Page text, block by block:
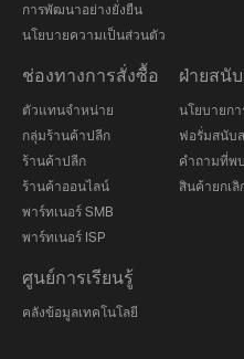
การพัฒนาอย่างยั่งยืน
นโยบายความเป็นส่วนตัว
ช่องทางการสั่งซื้อ
ตัวแทนจำหน่าย
กลุ่มร้านค้าปลีก
ร้านค้าปลีก
ร้านค้าออนไลน์
พาร์ทเนอร์ SMB
พาร์ทเนอร์ ISP
ฝ่ายสนั
นโยบายก
ฟอรั่มสนับ
คำถามที่พ
สินค้ายกเลิ
ศูนย์การเรียนรู้
คลังข้อมูลเทคโนโลยี